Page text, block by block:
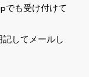
でも受け付けて
してメールし